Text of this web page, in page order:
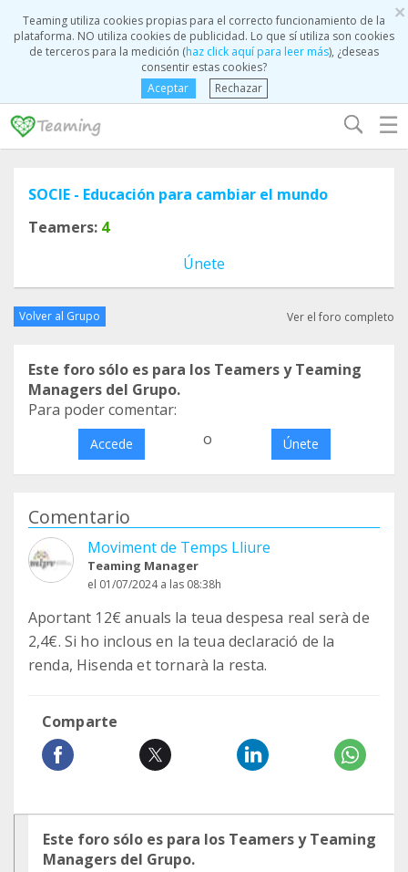
×
Teaming utiliza cookies propias para el correcto funcionamiento de la
plataforma. NO utiliza cookies de publicidad. Lo que sí utiliza son cookies
de terceros para la medición (haz click aquí para leer más), ¿deseas
consentir estas cookies?
Aceptar
Rechazar
☰
SOCIE - Educación para cambiar el mundo
Teamers: 4
Únete
Volver al Grupo Ver el foro completo
Este foro sólo es para los Teamers y Teaming
Managers del Grupo.
Para poder comentar:
Accede o Únete
Comentario
Moviment de Temps Lliure
Teaming Manager
el 01/07/2024 a las 08:38h
Aportant 12€ anuals la teua despesa real serà de
2,4€. Si ho inclous en la teua declaració de la
renda, Hisenda et tornarà la resta.
Comparte
Este foro sólo es para los Teamers y Teaming
Managers del Grupo.